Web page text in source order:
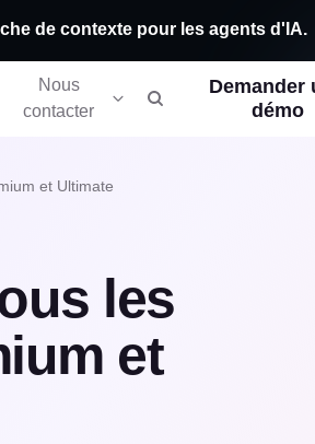
Nous
contacter
Demander
démo
de contexte pour les agents d'IA.
et Ultimate
les
et